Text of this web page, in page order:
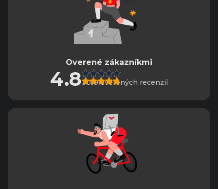
Overené zákazníkmi
4.83019 overených recenzií